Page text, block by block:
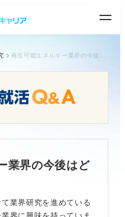
業界の今後はど
業界研究を進めている